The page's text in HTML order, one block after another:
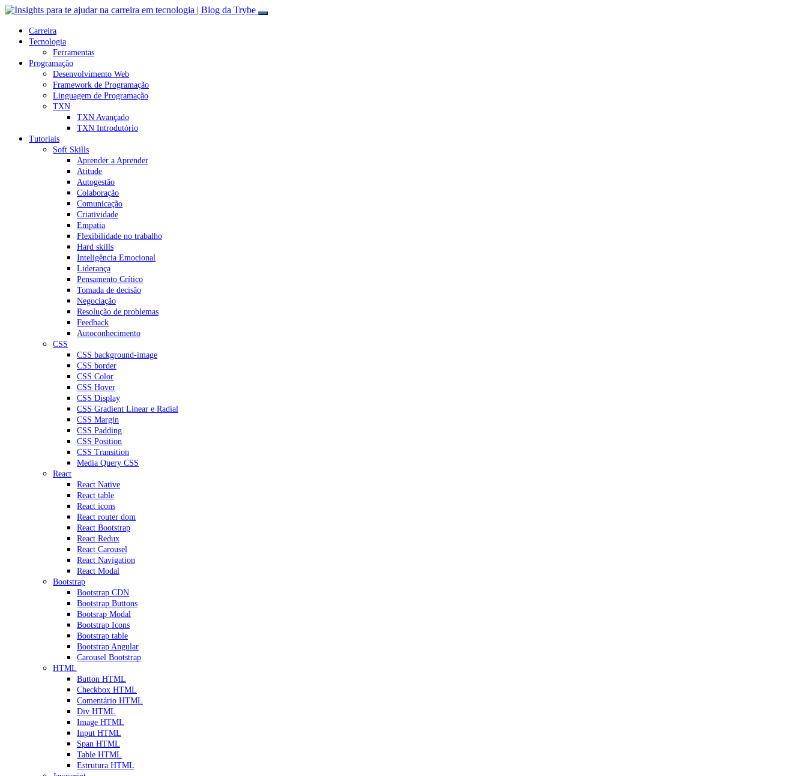
Carreira
Tecnologia
Ferramentas
Programação
Desenvolvimento Web
Framework de Programação
Linguagem de Programação
TXN
TXN Avançado
TXN Introdutório
Tutoriais
Soft Skills
Aprender a Aprender
Atitude
Autogestão
Colaboração
Comunicação
Criatividade
Empatia
Flexibilidade no trabalho
Hard skills
Inteligência Emocional
Liderança
Pensamento Crítico
Tomada de decisão
Negociação
Resolução de problemas
Feedback
Autoconhecimento
CSS
CSS background-image
CSS border
CSS Color
CSS Hover
CSS Display
CSS Gradient Linear e Radial
CSS Margin
CSS Padding
CSS Position
CSS Transition
Media Query CSS
React
React Native
React table
React icons
React router dom
React Bootstrap
React Redux
React Carousel
React Navigation
React Modal
Bootstrap
Bootstrap CDN
Bootstrap Buttons
Bootsrap Modal
Bootstrap Icons
Bootstrap table
Bootstrap Angular
Carousel Bootstrap
HTML
Button HTML
Checkbox HTML
Comentário HTML
Div HTML
Image HTML
Input HTML
Span HTML
Table HTML
Estrutura HTML